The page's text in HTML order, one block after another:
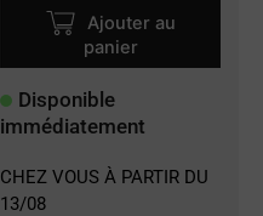
202IP2
Ajouter au
panier
Disponible
immédiatement
CHEZ VOUS À PARTIR DU
13/08